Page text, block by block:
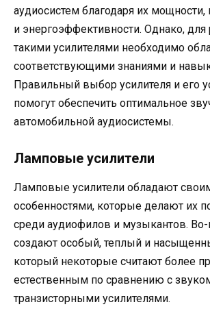
аудиосистем благодаря их мощности,
и энергоэффективности. Однако, для
такими усилителями необходимо
соответствующими знаниями и
Правильный выбор усилителя и его
помогут обеспечить оптимальное
автомобильной аудиосистемы.
Ламповые усилители
Ламповые усилители обладают
особенностями, которые делают их
среди аудиофилов и музыкантов.
создают особый, теплый и
который некоторые считают более
естественным по сравнению с
транзисторными усилителями.